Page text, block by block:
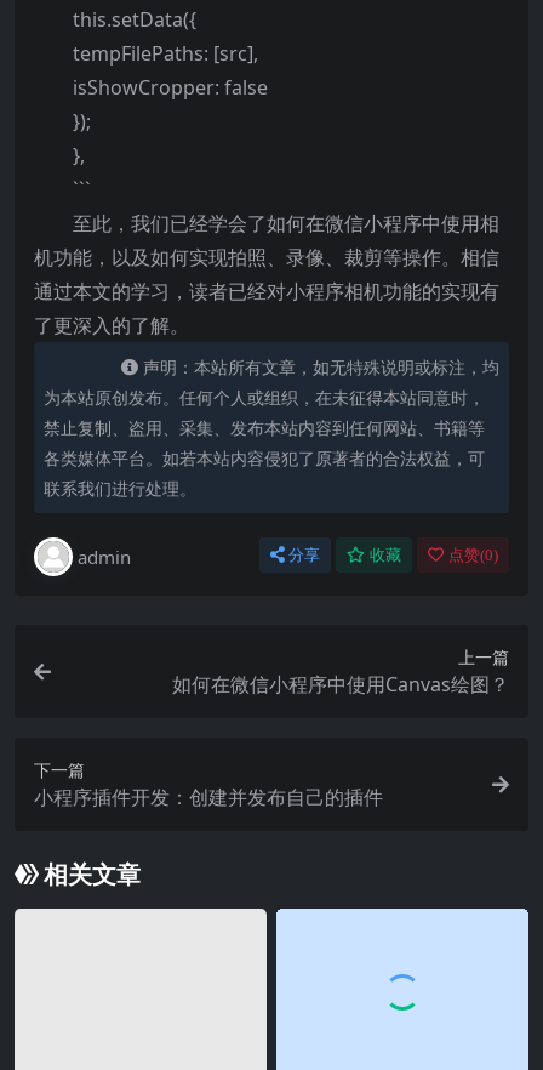
this.setData({
tempFilePaths: [src],
isShowCropper: false
});
},
```
至此，我们已经学会了如何在微信小程序中使用相
机功能，以及如何实现拍照、录像、裁剪等操作。相信
通过本文的学习，读者已经对小程序相机功能的实现有
了更深入的了解。
声明：本站所有文章，如无特殊说明或标注，均
为本站原创发布。任何个人或组织，在未征得本站同意时，
禁止复制、盗用、采集、发布本站内容到任何网站、书籍等
各类媒体平台。如若本站内容侵犯了原著者的合法权益，可
联系我们进行处理。
admin 分享 收藏 点赞(0)
上一篇
如何在微信小程序中使用Canvas绘图？
下一篇
小程序插件开发：创建并发布自己的插件
相关文章